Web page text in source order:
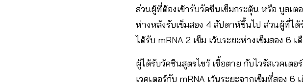
ส่วนผู้ที่ต้องเข้ารับวัคซีนเข็มกระตุ้น หรือ บูสเ
ห่างหลังรับเข็มสอง 4 สัปดาห์ขึ้นไป ส่วนผู้ที่ได้
ได้รับ mRNA 2 เข็ม เว้นระยะห่างเข็มสอง 6 เ
ผู้ได้รับวัคซีนสูตรไขว้ เชื้อตาย กับไวรัสเวคเต
เวคเตอร์กับ mRNA เว้นระยะจากเข็มที่สอง 6